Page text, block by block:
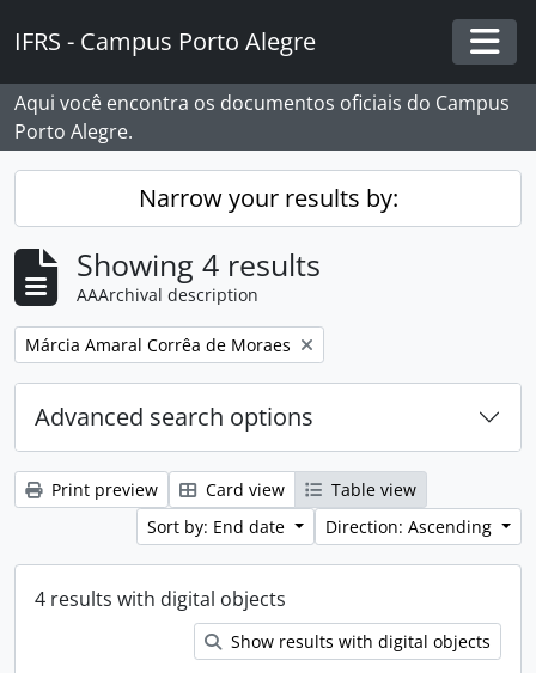
IFRS - Campus Porto Alegre
Aqui você encontra os documentos oficiais do Campus
Porto Alegre.
Narrow your results by:
Showing 4 results
AAArchival description
Remove filter:
Márcia Amaral Corrêa de Moraes
Advanced search options
Print preview Card view
Table view
Sort by: End date
Direction: Ascending
4 results with digital objects
Show results with digital objects